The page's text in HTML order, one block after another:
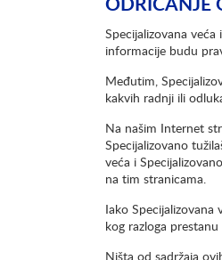
Specijalizovana
informacije budu
Međutim,
kakvih radnji ili
Na našim Internet
Specijalizovano
veća i
na tim stranicama.
Iako
kog razloga
Ništa od sadržaja